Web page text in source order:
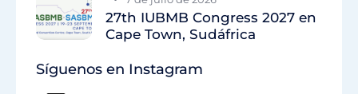
27th IUBMB Congress 2027 en
Cape Town, Sudáfrica
Síguenos en Instagram